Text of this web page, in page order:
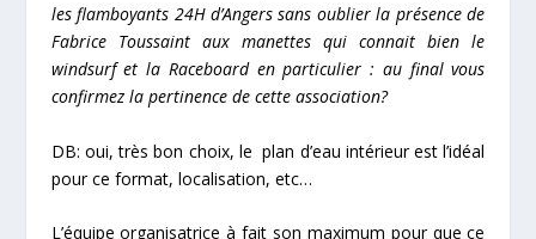
les flamboyants 24H d’Angers sans oublier la présence de
Fabrice Toussaint aux manettes qui connait bien le
windsurf et la Raceboard en particulier : au final vous
confirmez la pertinence de cette association?
DB: oui, très bon choix, le plan d’eau intérieur est l’idéal
pour ce format, localisation, etc…
L’équipe organisatrice à fait son maximum pour que ce